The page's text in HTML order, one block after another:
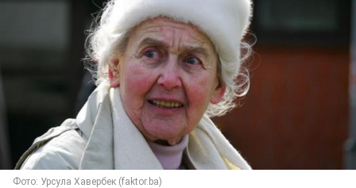
Фото: Урсула Хавербек (faktor.ba)